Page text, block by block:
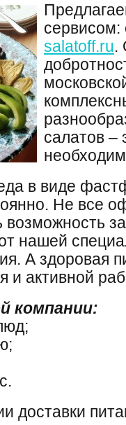
сервисом:
salatoff.ru.
салатов –
в виде
Не все
возможность
нашей
А здоровая
и активной
компании:
доставки